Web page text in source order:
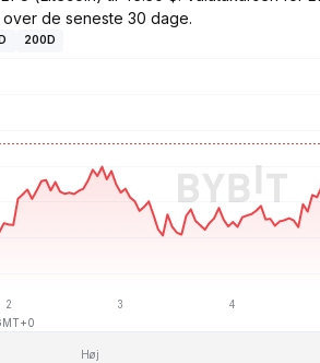
de seneste 30 dage.
200D
Høj